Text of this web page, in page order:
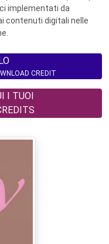
implementati da
contenuti digitali nelle
CREDIT
I TUOI